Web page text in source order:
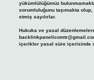
yükümlülüğümüz
sorumluluğunu taşımakta
etmiş sayılırlar.
Hukuka ve yasal
içerikler yasal süre içerisinde